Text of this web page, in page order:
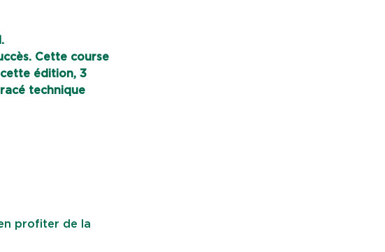
Cette course
édition, 3
technique
profiter de la